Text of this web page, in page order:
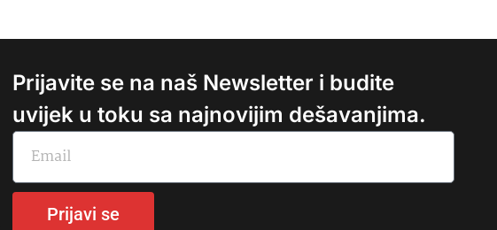
Prijavite se na naš Newsletter i budite
uvijek u toku sa najnovijim dešavanjima.
Prijavi se